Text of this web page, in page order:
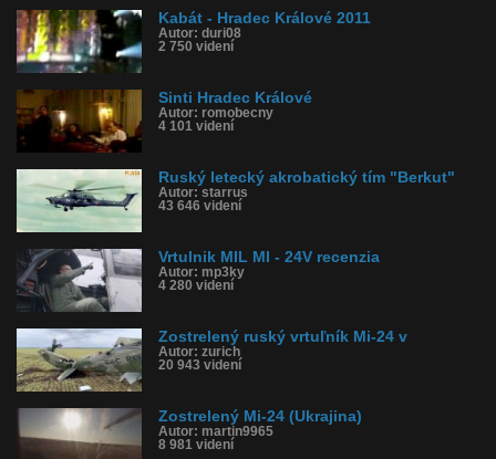
Kabát - Hradec Králové 2011
Autor: duri08
2 750 videní
Sinti Hradec Králové
Autor: romobecny
4 101 videní
Ruský letecký akrobatický tím "Berkut"
Autor: starrus
43 646 videní
Vrtulnik MIL MI - 24V recenzia
Autor: mp3ky
4 280 videní
Zostrelený ruský vrtuľník Mi-24 v
Autor: zurich
20 943 videní
Zostrelený Mi-24 (Ukrajina)
Autor: martin9965
8 981 videní